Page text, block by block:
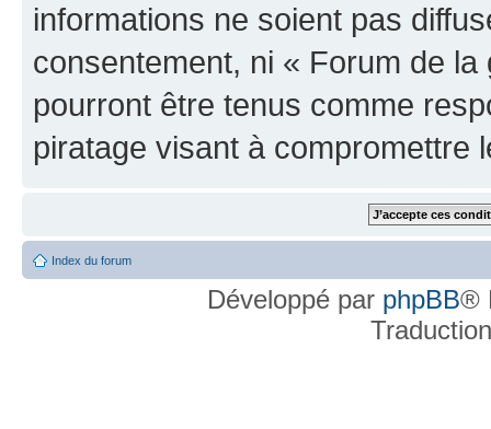
informations ne soient pas
consentement, ni « Forum de
pourront être tenus comme
piratage visant à compromettre
Index du forum
Développé par phpBB®